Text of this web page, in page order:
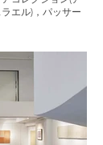
エル)，パッサー